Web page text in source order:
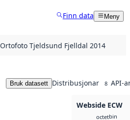
Finn data Meny
Ortofoto Tjeldsund Fjelldal 2014
Bruk datasett Distribusjonar 8 API-
Webside ECW
octetbin